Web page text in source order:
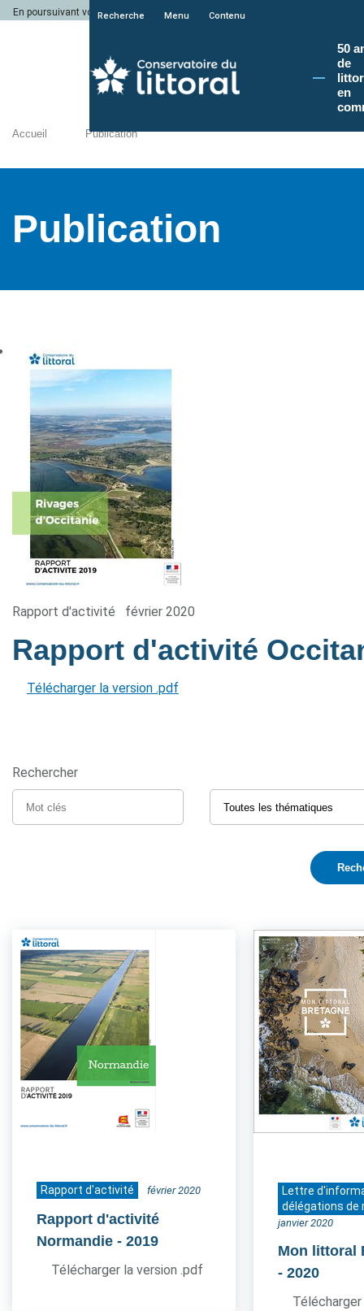
En poursuivant votre navigation sur le site du Conservatoire du littoral, vous
Recherche Menu Contenu
50
de
en
Accueil Publication
Publication
Rapport d'activité février 2020
Rapport d'activité
Télécharger la version .pdf
Rechercher
Rapport d'activité février 2020
Rapport d'activité
Normandie - 2019
Télécharger la version .pdf
Lettre
délégations de
janvier 2020
Mon littoral
- 2020